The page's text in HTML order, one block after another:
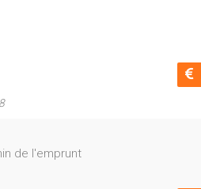
de l'emprunt